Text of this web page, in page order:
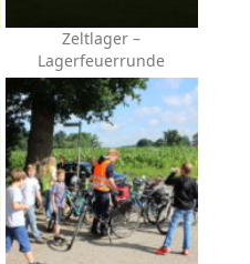
Zeltlager –
Lagerfeuerrunde